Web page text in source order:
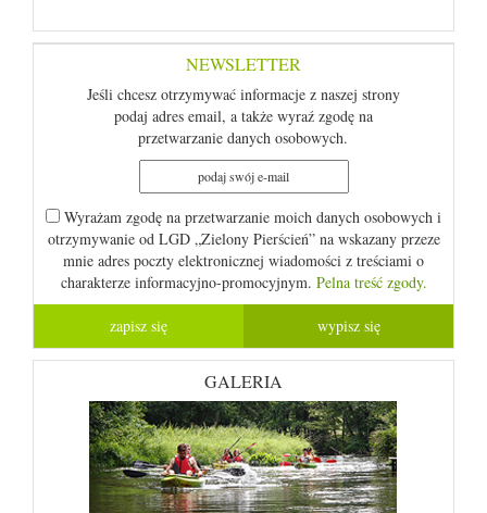
NEWSLETTER
Jeśli chcesz otrzymywać informacje z naszej strony
podaj adres email, a także wyraź zgodę na
przetwarzanie danych osobowych.
Wyrażam zgodę na przetwarzanie moich danych osobowych i
otrzymywanie od LGD „Zielony Pierścień” na wskazany przeze
mnie adres poczty elektronicznej wiadomości z treściami o
charakterze informacyjno-promocyjnym. Pelna treść zgody.
GALERIA